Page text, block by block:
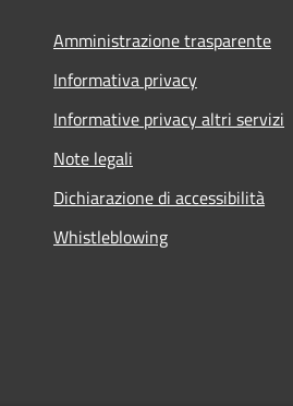
Amministrazione trasparente
Informativa privacy
Informative privacy altri servizi
Note legali
Dichiarazione di accessibilità
Whistleblowing